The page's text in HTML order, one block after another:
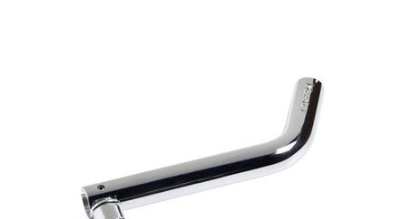
Añadir a la lista de cotización